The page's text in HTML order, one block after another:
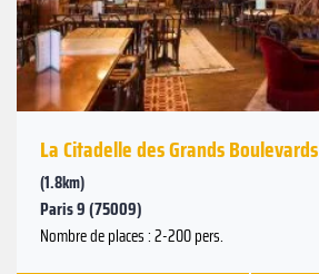
La Citadelle des Grands Boulevards
(1.8km)
Paris 9 (75009)
Nombre de places : 2-200 pers.